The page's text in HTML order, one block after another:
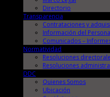
Directorio
Transparencia
Contrataciones y
Información del
Comunicados –
Normatividad
Resoluciones
Resoluciones
DDC
Quienes Somos
Ubicación